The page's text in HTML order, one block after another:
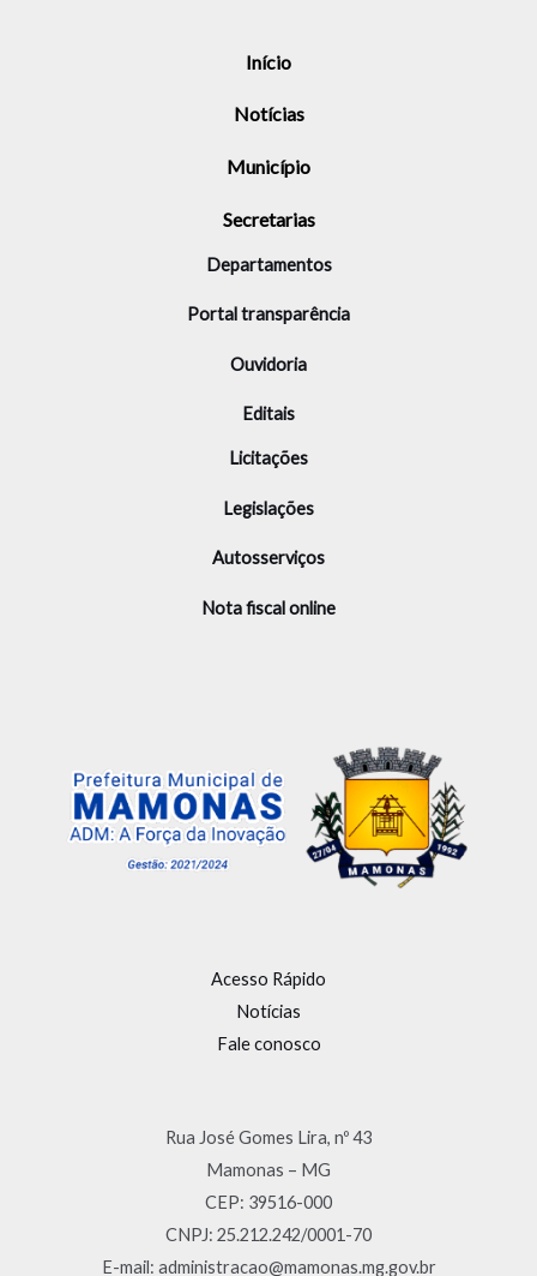
Início
Notícias
Município
Secretarias
Departamentos
Portal transparência
Ouvidoria
Editais
Licitações
Legislações
Autosserviços
Nota fiscal online
Acesso Rápido
Notícias
Fale conosco
Rua José Gomes Lira, nº 43
Mamonas – MG
CEP: 39516-000
CNPJ: 25.212.242/0001-70
E-mail: administracao@mamonas.mg.gov.br